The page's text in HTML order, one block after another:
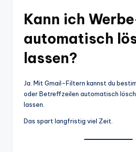
Kann ich
automatisch
lassen?
Ja. Mit Gmail-Filtern kannst du
oder Betreffzeilen automatisch
lassen.
Das spart langfristig viel Zeit.